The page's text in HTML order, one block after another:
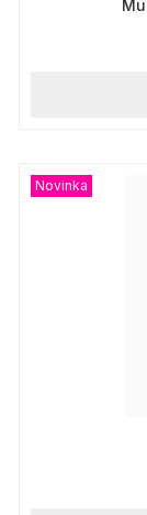
Novinka